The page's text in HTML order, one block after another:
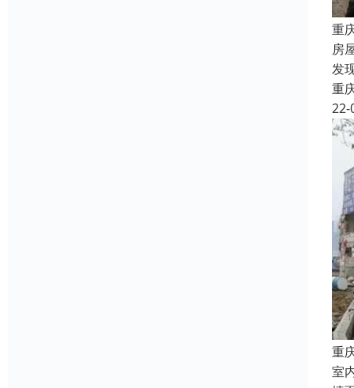
重
房
发
重
22-
重
室